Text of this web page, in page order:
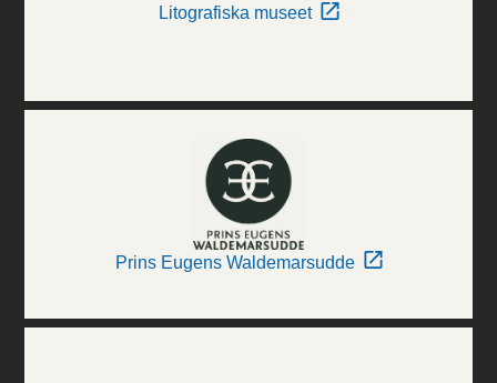
Litografiska museet
Prins Eugens Waldemarsudde